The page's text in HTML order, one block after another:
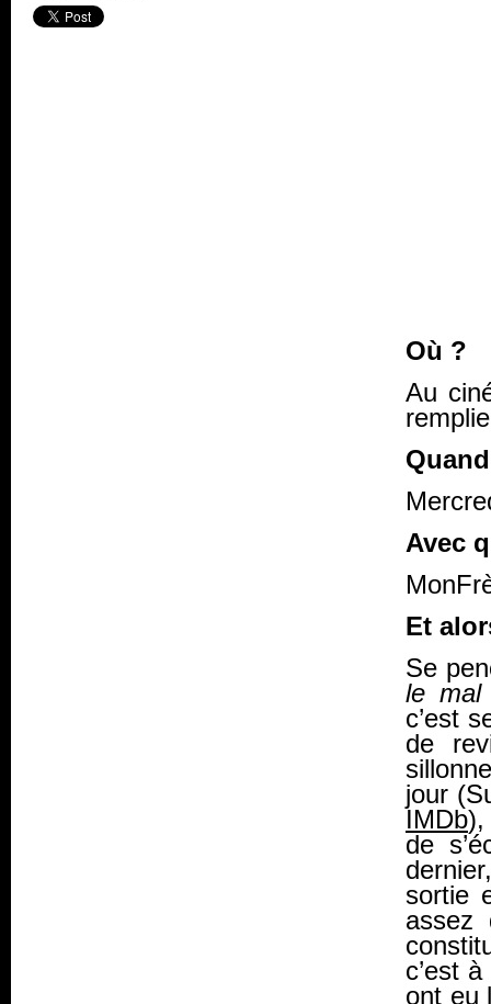
Où ?
Au
remplie
Avec
Et
Se
le mal
c’est
de
jour
IMDb),
de
sortie
assez
c’est
ont eu